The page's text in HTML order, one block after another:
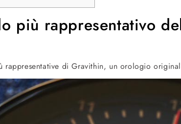
più rappresentativo
di Gravithin, un orologio